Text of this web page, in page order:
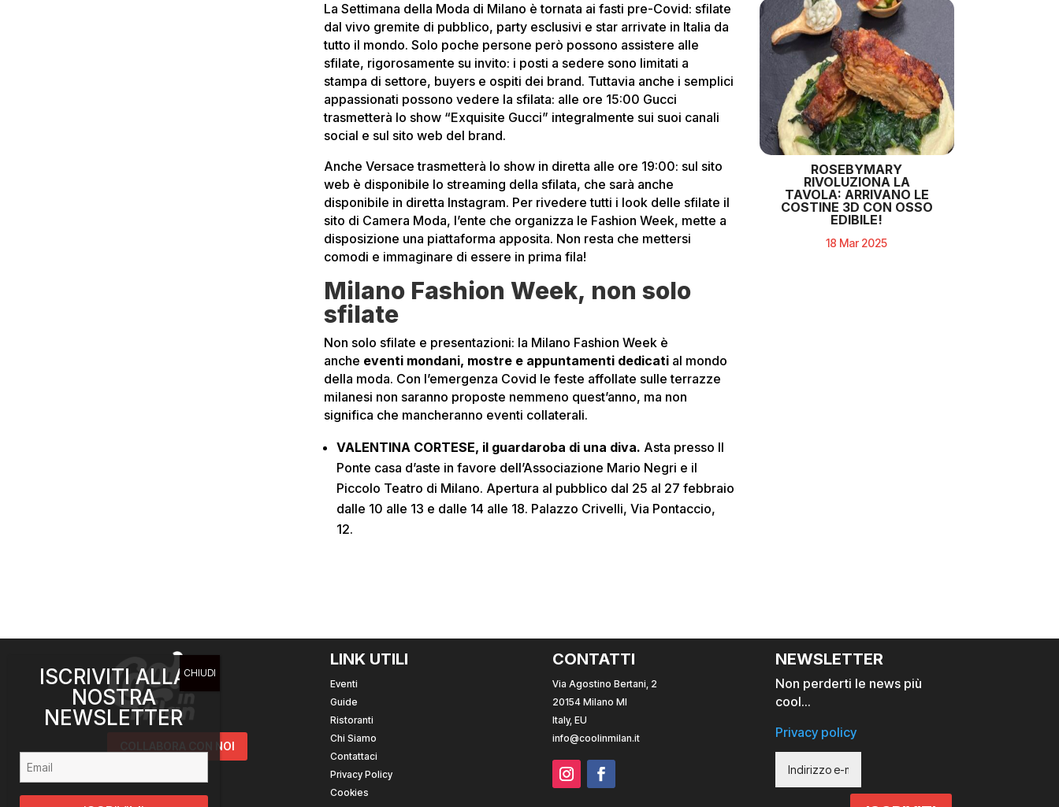
La Settimana della Moda di Milano è tornata ai fasti pre-Covid: sfilate
dal vivo gremite di pubblico, party esclusivi e star arrivate in Italia da
tutto il mondo. Solo poche persone però possono assistere alle
sfilate, rigorosamente su invito: i posti a sedere sono limitati a
stampa di settore, buyers e ospiti dei brand. Tuttavia anche i semplici
appassionati possono vedere la sfilata: alle ore 15:00 Gucci
trasmetterà lo show “Exquisite Gucci” integralmente sui suoi canali
social e sul sito web del brand.
Anche Versace trasmetterà lo show in diretta alle ore 19:00: sul sito
web è disponibile lo streaming della sfilata, che sarà anche
disponibile in diretta Instagram. Per rivedere tutti i look delle sfilate il
sito di Camera Moda, l’ente che organizza le Fashion Week, mette a
disposizione una piattaforma apposita. Non resta che mettersi
comodi e immaginare di essere in prima fila!
Milano Fashion Week, non solo
sfilate
Non solo sfilate e presentazioni: la Milano Fashion Week è
anche eventi mondani, mostre e appuntamenti dedicati al mondo
della moda. Con l’emergenza Covid le feste affollate sulle terrazze
milanesi non saranno proposte nemmeno quest’anno, ma non
significa che mancheranno eventi collaterali.
VALENTINA CORTESE, il guardaroba di una diva. Asta presso Il
Ponte casa d’aste in favore dell’Associazione Mario Negri e il
Piccolo Teatro di Milano. Apertura al pubblico dal 25 al 27 febbraio
dalle 10 alle 13 e dalle 14 alle 18. Palazzo Crivelli, Via Pontaccio,
12.
ROSEBYMARY
RIVOLUZIONA LA
TAVOLA: ARRIVANO LE
COSTINE 3D CON OSSO
EDIBILE!
18 Mar 2025
COLLABORA CON NOI
LINK UTILI
Eventi
Guide
Ristoranti
Chi Siamo
Contattaci
Privacy Policy
Cookies
CONTATTI
Via Agostino Bertani, 2
20154 Milano MI
Italy, EU
info@coolinmilan.it
NEWSLETTER
Non perderti le news più
cool…
Privacy policy
ISCRIVITI ALLA
NOSTRA
NEWSLETTER